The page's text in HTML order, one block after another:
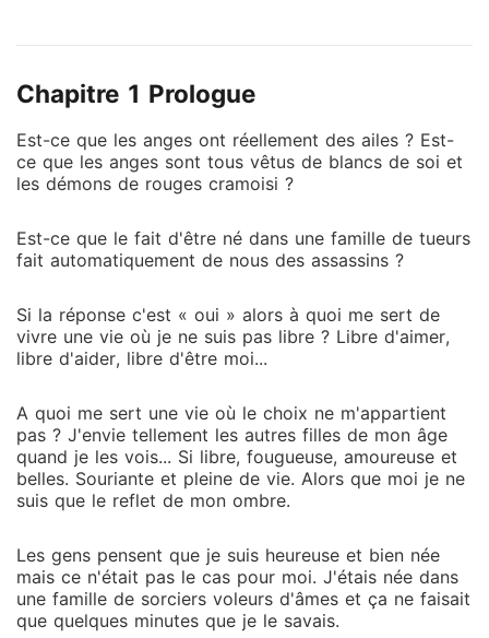
basculera et le bonheur qu'elle pensait tant avoir, lui
l'épouse de Lucifer et princesse des neuf royaumes
de l'enfer, elle fera ce qui est en son possible pour en
réchapper. Hélas, plus elle combattra sa nature de
déclarée contre elle.
Chapitre 1 Prologue
Est-ce que les anges ont réellement des ailes ? Est-
ce que les anges sont tous vêtus de blancs de soi et
les démons de rouges cramoisi ?
Est-ce que le fait d'être né dans une famille de tueurs
fait automatiquement de nous des assassins ?
Si la réponse c'est « oui » alors à quoi me sert de
vivre une vie où je ne suis pas libre ? Libre d'aimer,
libre d'aider, libre d'être moi...
A quoi me sert une vie où le choix ne m'appartient
pas ? J'envie tellement les autres filles de mon âge
quand je les vois... Si libre, fougueuse, amoureuse et
belles. Souriante et pleine de vie. Alors que moi je ne
suis que le reflet de mon ombre.
Les gens pensent que je suis heureuse et bien née
mais ce n'était pas le cas pour moi. J'étais née dans
une famille de sorciers voleurs d'âmes et ça ne faisait
que quelques minutes que je le savais.